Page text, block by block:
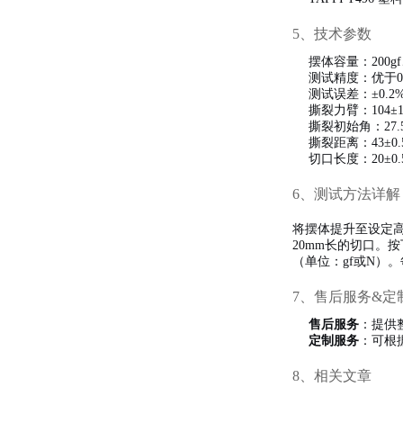
5、技术参数
摆体容量：
测试精度：优于
测试误差：
撕裂力臂：
撕裂初始角：
撕裂距离：
切口长度：
6、测试方法详解
将摆体提升至设定
20mm长的切口。
（单位：gf或N）
7、售后服务&定
售后服务 ：提
定制服务 ：可
8、相关文章